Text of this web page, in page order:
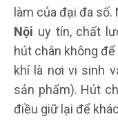
làm của đại đa số.
Nội uy tín, chất
hút chân không
khí là nơi vi sinh
sản phẩm). Hút
điều giữ lại để